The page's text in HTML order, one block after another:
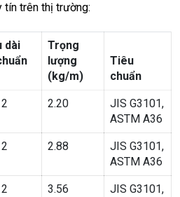
tín trên thị trường:
dài
Trọng
lượng
(kg/m)
Tiêu
chuẩn
2.20
JIS G3101,
ASTM A36
2.88
JIS G3101,
ASTM A36
3.56
JIS G3101,